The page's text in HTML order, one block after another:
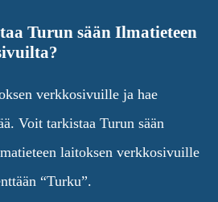
Turun sään Ilmatieteen
verkkosivuille ja hae
Voit tarkistaa Turun sään
laitoksen verkkosivuille
“Turku”.